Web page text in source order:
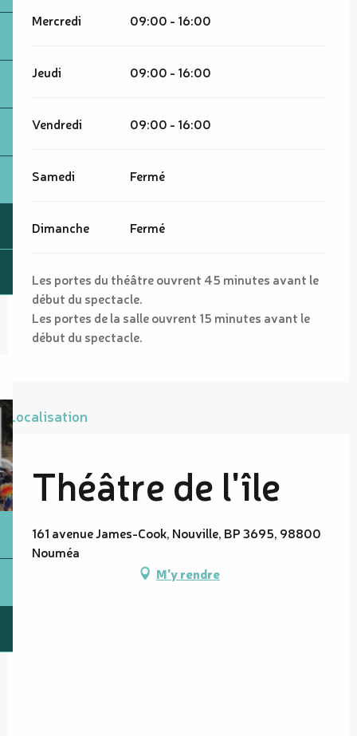
Mercredi 09:00 - 16:00
Jeudi 09:00 - 16:00
Vendredi 09:00 - 16:00
Samedi Fermé
Dimanche Fermé
Les portes du théâtre ouvrent 45 minutes avant le
début du spectacle.
Les portes de la salle ouvrent 15 minutes avant le
début du spectacle.
Localisation
Théâtre de l'île
161 avenue James-Cook, Nouville, BP 3695, 98800
Nouméa
M'y rendre